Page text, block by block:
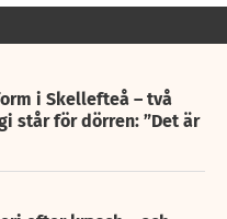
i Skellefteå – två
står för dörren: ”Det är